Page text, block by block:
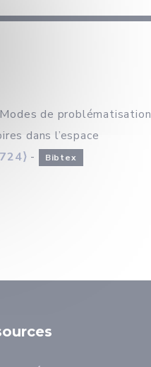
de problématisation
dans l’espace
- Bibtex